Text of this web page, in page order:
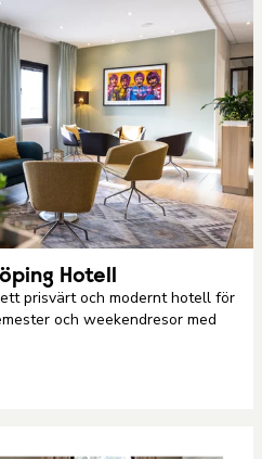
Hotell
prisvärt och modernt hotell för
och weekendresor med